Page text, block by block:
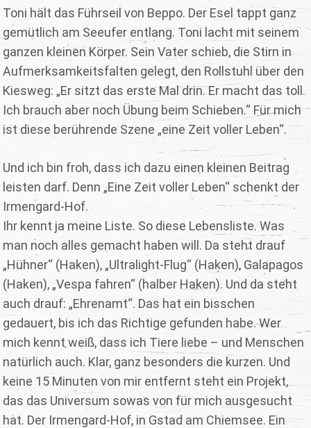
Toni hält das Führseil von Beppo. Der Esel tappt ganz
gemütlich am Seeufer entlang. Toni lacht mit seinem
ganzen kleinen Körper. Sein Vater schieb, die Stirn in
Aufmerksamkeitsfalten gelegt, den Rollstuhl über den
Kiesweg: „Er sitzt das erste Mal drin. Er macht das toll.
Ich brauch aber noch Übung beim Schieben.“ Für mich
ist diese berührende Szene „eine Zeit voller Leben“.
Und ich bin froh, dass ich dazu einen kleinen Beitrag
leisten darf. Denn „Eine Zeit voller Leben“ schenkt der
Irmengard-Hof.
Ihr kennt ja meine Liste. So diese Lebensliste. Was
man noch alles gemacht haben will. Da steht drauf
„Hühner“ (Haken), „Ultralight-Flug“ (Haken), Galapagos
(Haken), „Vespa fahren“ (halber Haken). Und da steht
auch drauf: „Ehrenamt“. Das hat ein bisschen
gedauert, bis ich das Richtige gefunden habe. Wer
mich kennt weiß, dass ich Tiere liebe – und Menschen
natürlich auch. Klar, ganz besonders die kurzen. Und
keine 15 Minuten von mir entfernt steht ein Projekt,
das das Universum sowas von für mich ausgesucht
hat. Der Irmengard-Hof, in Gstad am Chiemsee. Ein